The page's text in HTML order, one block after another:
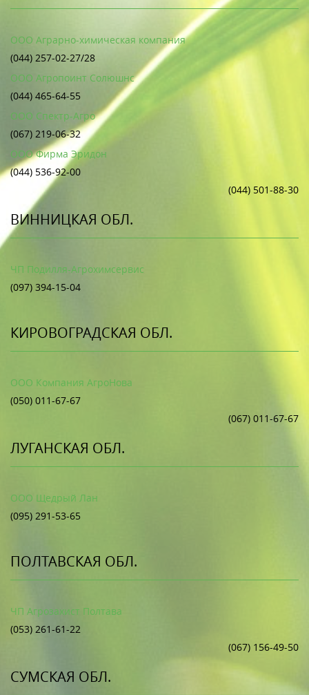
ООО Аграрно-химическая компания
(044) 257-02-27/28
ООО Агропоинт Солюшнс
(044) 465-64-55
ООО Спектр-Агро
(067) 219-06-32
ООО Фирма Эридон
(044) 536-92-00
(044) 501-88-30
ВИННИЦКАЯ ОБЛ.
ЧП Подилля-Агрохимсервис
(097) 394-15-04
КИРОВОГРАДСКАЯ ОБЛ.
ООО Компания АгроНова
(050) 011-67-67
(067) 011-67-67
ЛУГАНСКАЯ ОБЛ.
ООО Щедрый Лан
(095) 291-53-65
ПОЛТАВСКАЯ ОБЛ.
ЧП Агрозахист Полтава
(053) 261-61-22
(067) 156-49-50
СУМСКАЯ ОБЛ.